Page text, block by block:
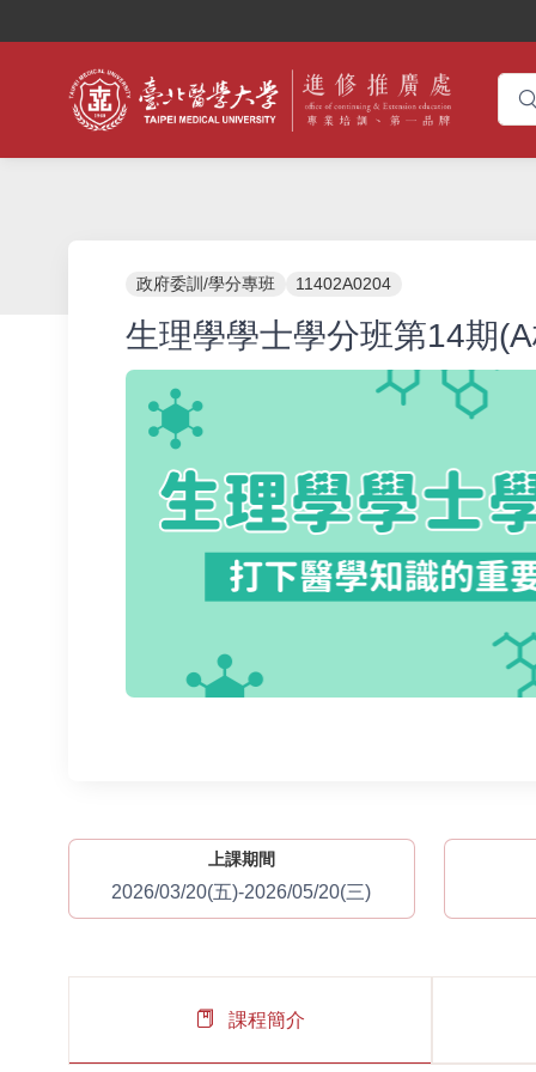
政府委訓/學分專班 11402A0204
生理學學士學分班第14期
上課期間
2026/03/20(五)-2026/05/20(三)
課程簡介